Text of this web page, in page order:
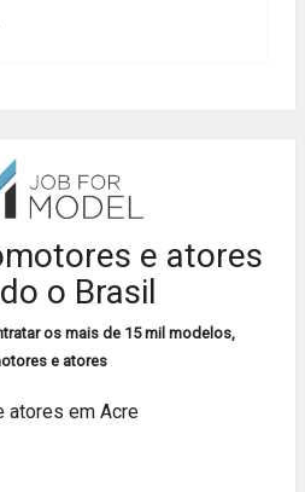
e atores
o Brasil
os mais de 15 mil modelos,
e atores
atores em Acre